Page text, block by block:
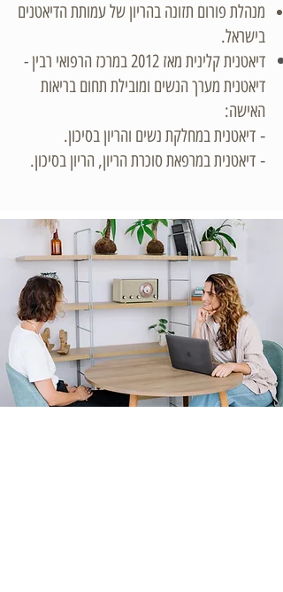
מנהלת פורום תזונה בהריון של עמותת הדיאטנים
בישראל.
דיאטנית קלינית מאז 2012 במרכז הרפואי רבין -
דיאטנית מערך הנשים ומובילת תחום בריאות
האישה:
- דיאטנית במחלקת נשים והריון בסיכון.​
- דיאטנית במרפאת סוכרת הריון, הריון בסיכון.